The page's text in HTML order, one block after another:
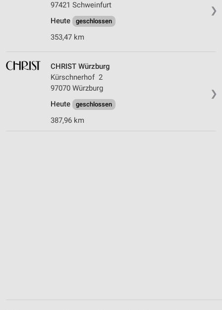
❯
97421 Schweinfurt
Heute
geschlossen
353,47 km
❯
CHRIST Würzburg
Kürschnerhof 2
97070 Würzburg
Heute
geschlossen
387,96 km